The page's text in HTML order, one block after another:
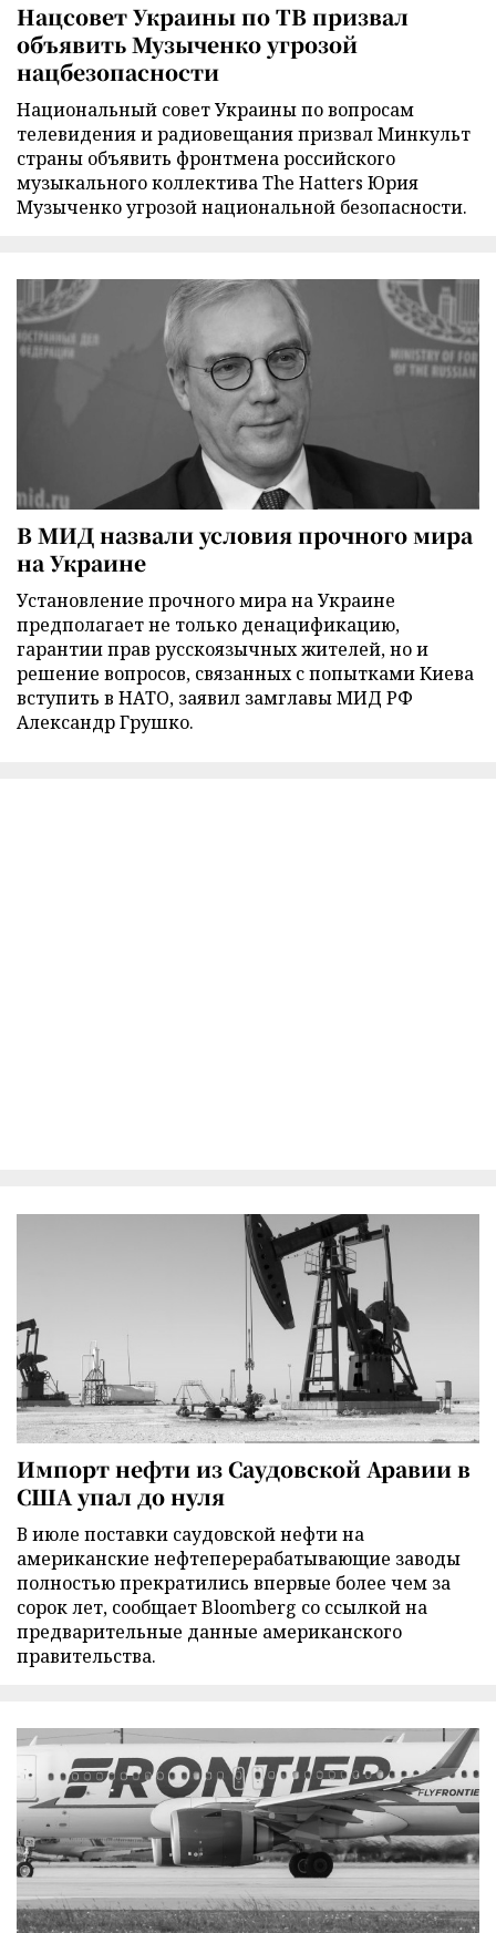
Нацсовет Украины по ТВ призвал
объявить Музыченко угрозой
нацбезопасности
Национальный совет Украины по вопросам
телевидения и радиовещания призвал Минкульт
страны объявить фронтмена российского
музыкального коллектива The Hatters Юрия
Музыченко угрозой национальной безопасности.
В МИД назвали условия прочного мира
на Украине
Установление прочного мира на Украине
предполагает не только денацификацию,
гарантии прав русскоязычных жителей, но и
решение вопросов, связанных с попытками Киева
вступить в НАТО, заявил замглавы МИД РФ
Александр Грушко.
Импорт нефти из Саудовской Аравии в
США упал до нуля
В июле поставки саудовской нефти на
американские нефтеперерабатывающие заводы
полностью прекратились впервые более чем за
сорок лет, сообщает Bloomberg со ссылкой на
предварительные данные американского
правительства.